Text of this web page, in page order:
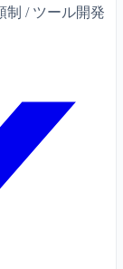
制 / ツール開発